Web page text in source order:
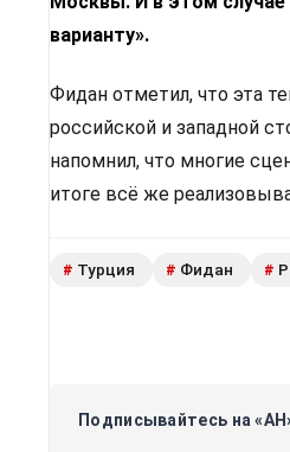
варианту».
Фидан отметил, что эта
российской и западной
напомнил, что многие
итоге всё же
# Турция # Фидан #
Подписывайтесь на